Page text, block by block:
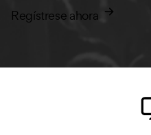
Regístrese ahora